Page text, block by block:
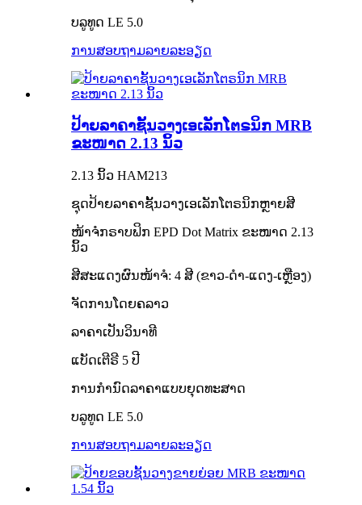
ບລູທູດ LE 5.0
ການສອບຖາມລາຍລະອຽດ
ປ້າຍລາຄາຊັ້ນວາງເອເລັກໂຕຣນິກ MRB
ຂະໜາດ 2.13 ນິ້ວ
2.13 ນິ້ວ HAM213
ຊຸດປ້າຍລາຄາຊັ້ນວາງເອເລັກໂຕຣນິກຫຼາຍສີ
ໜ້າຈໍກຣາບຟິກ EPD Dot Matrix ຂະໜາດ 2.13
ນິ້ວ
ສີສະແດງຜົນໜ້າຈໍ: 4 ສີ (ຂາວ-ດຳ-ແດງ-ເຫຼືອງ)
ຈັດການໂດຍຄລາວ
ລາຄາເປັນວິນາທີ
ແບັດເຕີຣີ 5 ປີ
ການກຳນົດລາຄາແບບຍຸດທະສາດ
ບລູທູດ LE 5.0
ການສອບຖາມລາຍລະອຽດ